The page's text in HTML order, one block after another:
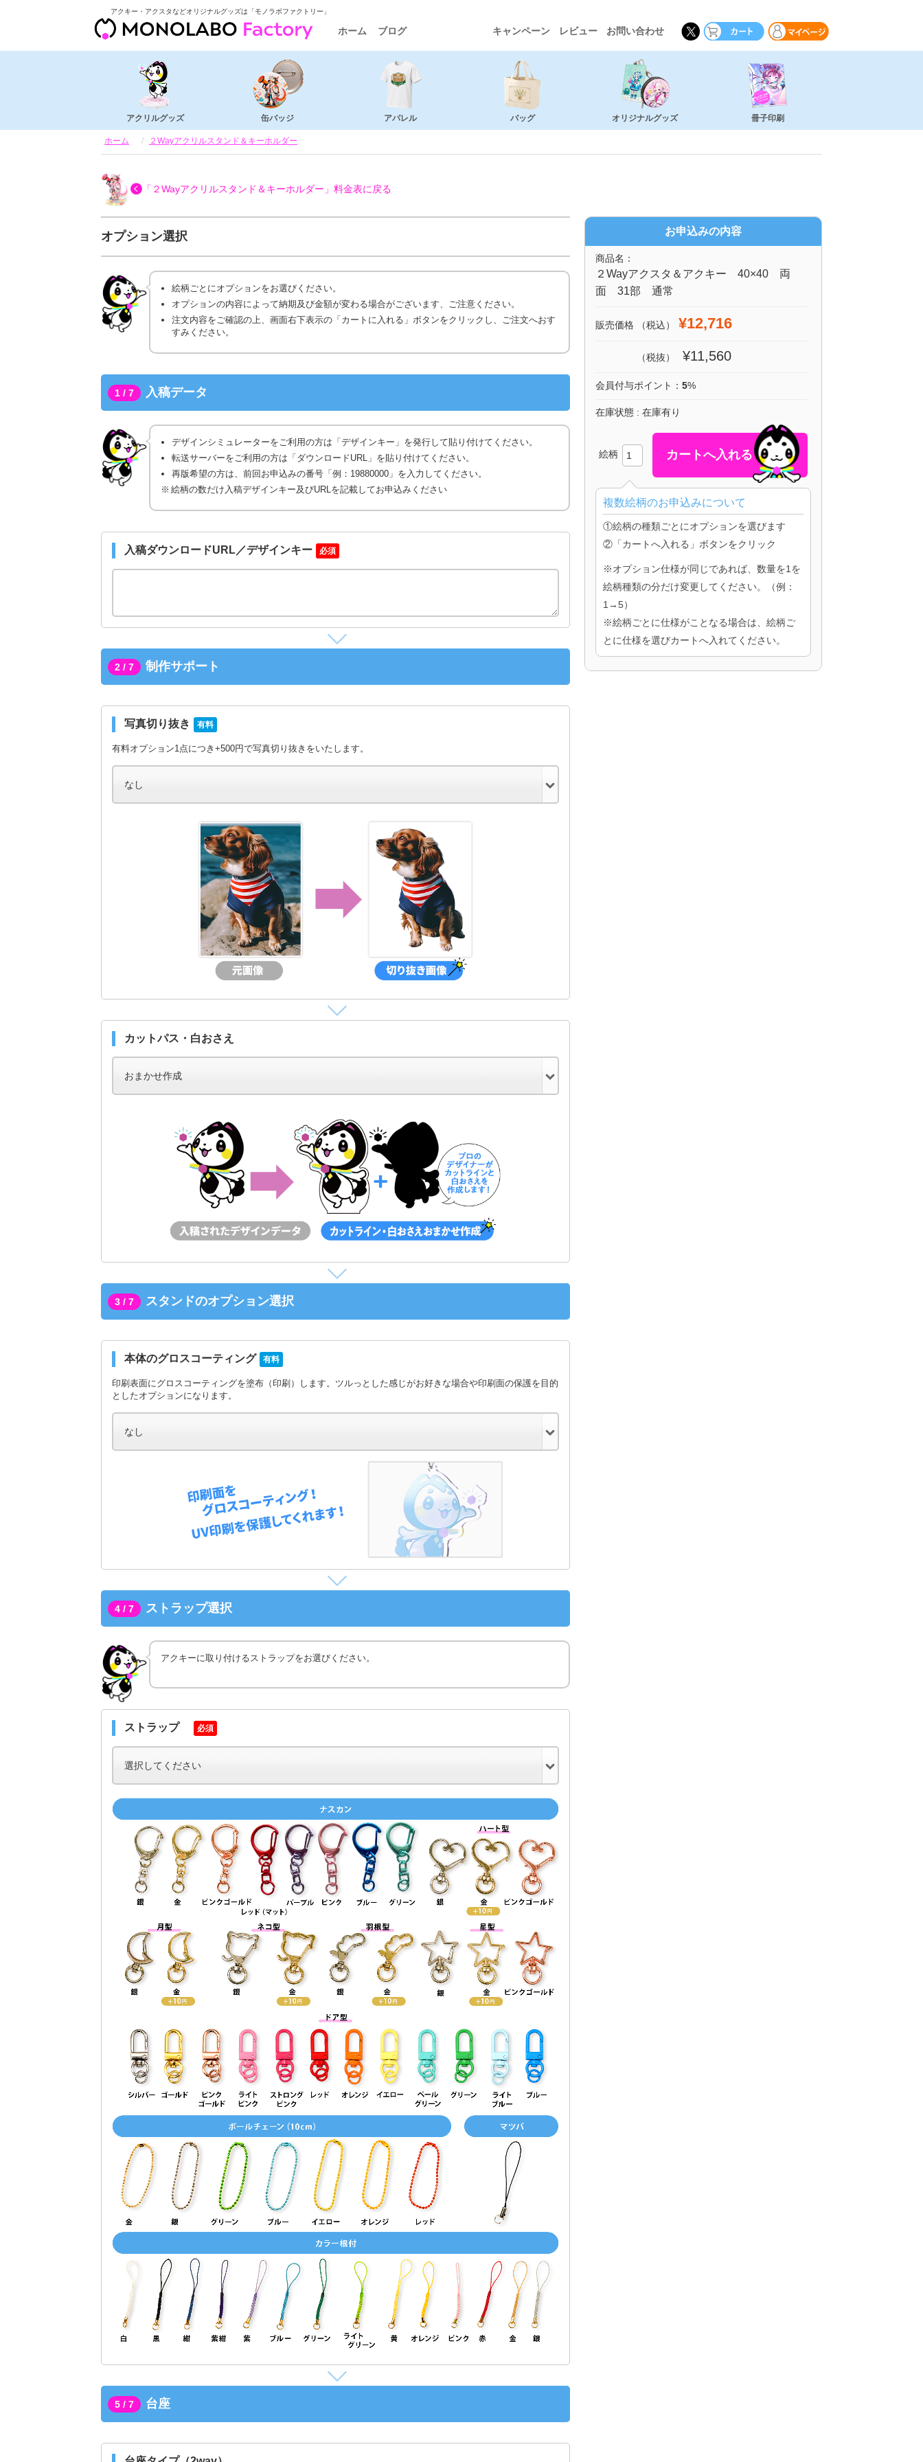
アクキー・アクスタなどオリジナルグッズは「モノラボファクトリー」
ホーム ブログ キャンペーン レビュー お問い合わせ
アクリルグッズ 缶バッジ アパレル バッグ オリジナルグッズ 冊子印刷
ホーム ２Wayアクリルスタンド＆キーホルダー
「２Wayアクリルスタンド＆キーホルダー」 料金表に戻る
オプション選択
絵柄ごとにオプションをお選びください。
オプションの内容によって納期及び金額が変わる場合がございます、ご注意ください。
注文内容をご確認の上、画面右下表示の「カートに入れる」ボタンをクリックし、ご注文へおす
すみください。
1 / 7 入稿データ
デザインシミュレーターをご利用の方は「デザインキー」を発行して貼り付けてください。
転送サーバーをご利用の方は「ダウンロードURL」を貼り付けてください。
再版希望の方は、前回お申込みの番号「例：19880000」を入力してください。
絵柄の数だけ入稿デザインキー及びURLを記載してお申込みください
入稿ダウンロードURL／デザインキー 必須
2 / 7 制作サポート
写真切り抜き 有料
有料オプション1点につき+500円で写真切り抜きをいたします。
カットパス・白おさえ
3 / 7 スタンドのオプション選択
本体のグロスコーティング 有料
印刷表面にグロスコーティングを塗布（印刷）します。ツルっとした感じがお好きな場合や印刷面の保護を目的
としたオプションになります。
4 / 7 ストラップ選択
アクキーに取り付けるストラップをお選びください。
ストラップ 必須
5 / 7 台座
お申込みの内容
商品名：
２Wayアクスタ＆アクキー 40×40 両
面 31部 通常
販売価格 （税込） ¥12,716
（税抜） ¥11,560
会員付与ポイント： 5%
在庫状態 : 在庫有り
絵柄
複数絵柄のお申込みについて
①絵柄の種類ごとにオプションを選びます
②「カートへ入れる」ボタンをクリック
※オプション仕様が同じであれば、数量を1を
絵柄種類の分だけ変更してください。（例：
1→5）
※絵柄ごとに仕様がことなる場合は、絵柄ご
とに仕様を選びカートへ入れてください。